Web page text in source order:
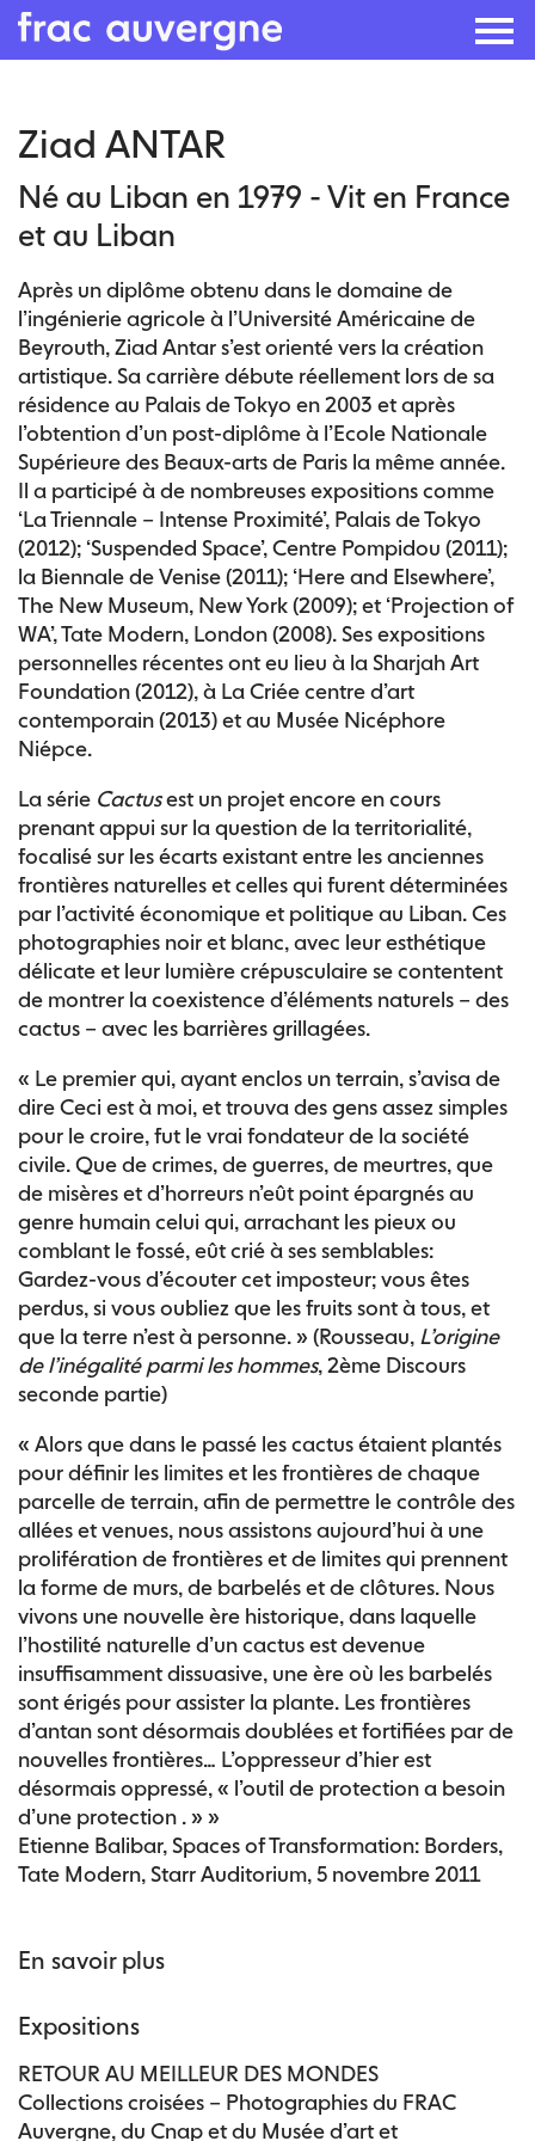
content
Ziad ANTAR
Né au Liban en 1979 - Vit en France
et au Liban
Après un diplôme obtenu dans le domaine de
l’ingénierie agricole à l’Université Américaine de
Beyrouth, Ziad Antar s’est orienté vers la création
artistique. Sa carrière débute réellement lors de sa
résidence au Palais de Tokyo en 2003 et après
l’obtention d’un post-diplôme à l’Ecole Nationale
Supérieure des Beaux-arts de Paris la même année.
Il a participé à de nombreuses expositions comme
‘La Triennale – Intense Proximité’, Palais de Tokyo
(2012); ‘Suspended Space’, Centre Pompidou (2011);
la Biennale de Venise (2011); ‘Here and Elsewhere’,
The New Museum, New York (2009); et ‘Projection of
WA’, Tate Modern, London (2008). Ses expositions
personnelles récentes ont eu lieu à la Sharjah Art
Foundation (2012), à La Criée centre d’art
contemporain (2013) et au Musée Nicéphore
Niépce.
La série Cactusest un projet encore en cours
prenant appui sur la question de la territorialité,
focalisé sur les écarts existant entre les anciennes
frontières naturelles et celles qui furent déterminées
par l’activité économique et politique au Liban. Ces
photographies noir et blanc, avec leur esthétique
délicate et leur lumière crépusculaire se contentent
de montrer la coexistence d’éléments naturels – des
cactus – avec les barrières grillagées.
« Le premier qui, ayant enclos un terrain, s’avisa de
dire Ceci est à moi, et trouva des gens assez simples
pour le croire, fut le vrai fondateur de la société
civile. Que de crimes, de guerres, de meurtres, que
de misères et d’horreurs n’eût point épargnés au
genre humain celui qui, arrachant les pieux ou
comblant le fossé, eût crié à ses semblables:
Gardez-vous d’écouter cet imposteur; vous êtes
perdus, si vous oubliez que les fruits sont à tous, et
que la terre n’est à personne. » (Rousseau, L’origine
de l’inégalité parmi les hommes, 2ème Discours
seconde partie)
« Alors que dans le passé les cactus étaient plantés
pour définir les limites et les frontières de chaque
parcelle de terrain, afin de permettre le contrôle des
allées et venues, nous assistons aujourd’hui à une
prolifération de frontières et de limites qui prennent
la forme de murs, de barbelés et de clôtures. Nous
vivons une nouvelle ère historique, dans laquelle
l’hostilité naturelle d’un cactus est devenue
insuffisamment dissuasive, une ère où les barbelés
sont érigés pour assister la plante. Les frontières
d’antan sont désormais doublées et fortifiées par de
nouvelles frontières… L’oppresseur d’hier est
désormais oppressé, « l’outil de protection a besoin
d’une protection . » »
Etienne Balibar, Spaces of Transformation: Borders,
Tate Modern, Starr Auditorium, 5 novembre 2011
En savoir plus
Expositions
RETOUR AU MEILLEUR DES MONDES
Collections croisées – Photographies du FRAC
Auvergne, du Cnap et du Musée d’art et